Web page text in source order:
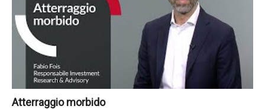
Atterraggio morbido